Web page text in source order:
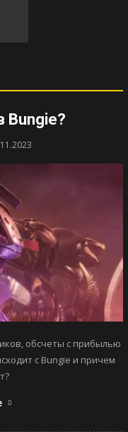
Bungie?
обсчеты с прибылью
с Bungie и причем